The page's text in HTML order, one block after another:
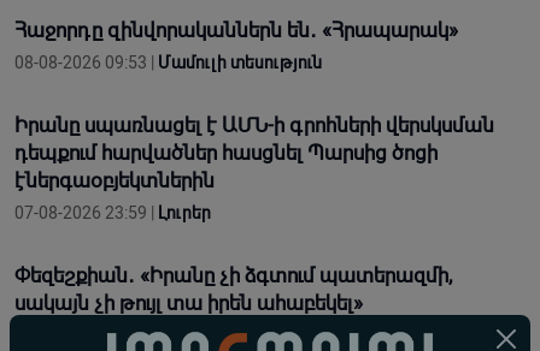
Հաջորդը զինվորականներն են․ «Հրապարակ»
08-08-2026 09:53 | Մամուլի տեսություն
Իրանը սպառնացել է ԱՄՆ-ի գրոհների վերսկսման
դեպքում հարվածներ հասցնել Պարսից ծոցի
էներգաօբյեկտներին
07-08-2026 23:59 | Լուրեր
Փեզեշքիան․ «Իրանը չի ձգտում պատերազմի,
սակայն չի թույլ տա իրեն ահաբեկել»
07-08-2026 23:58 |Լուրեր